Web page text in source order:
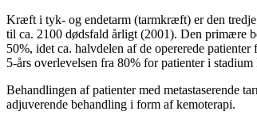
Kræft i tyk- og endetarm (tarmkræft) er den
til ca. 2100 dødsfald årligt (2001). Den primære
50%, idet ca. halvdelen af de opererede
5-års overlevelsen fra 80% for patienter i
Behandlingen af patienter med metastaserende
adjuverende behandling i form af kemoterapi.